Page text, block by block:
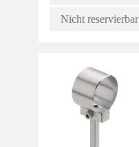
Nicht reservierbar